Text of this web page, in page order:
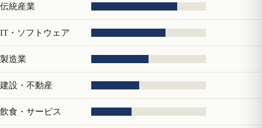
伝統産業
IT・ソフトウェア
製造業
建設・不動産
飲食・サービス